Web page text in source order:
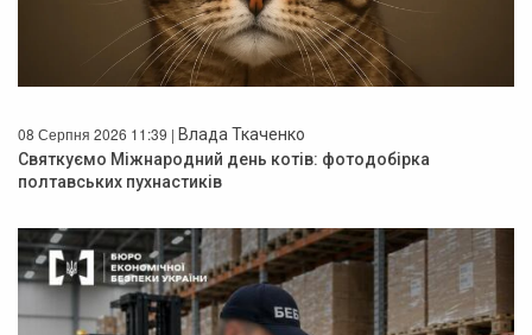
08 Серпня 2026 11:39 | Влада Ткаченко
Святкуємо Міжнародний день котів: фотодобірка
полтавських пухнастиків